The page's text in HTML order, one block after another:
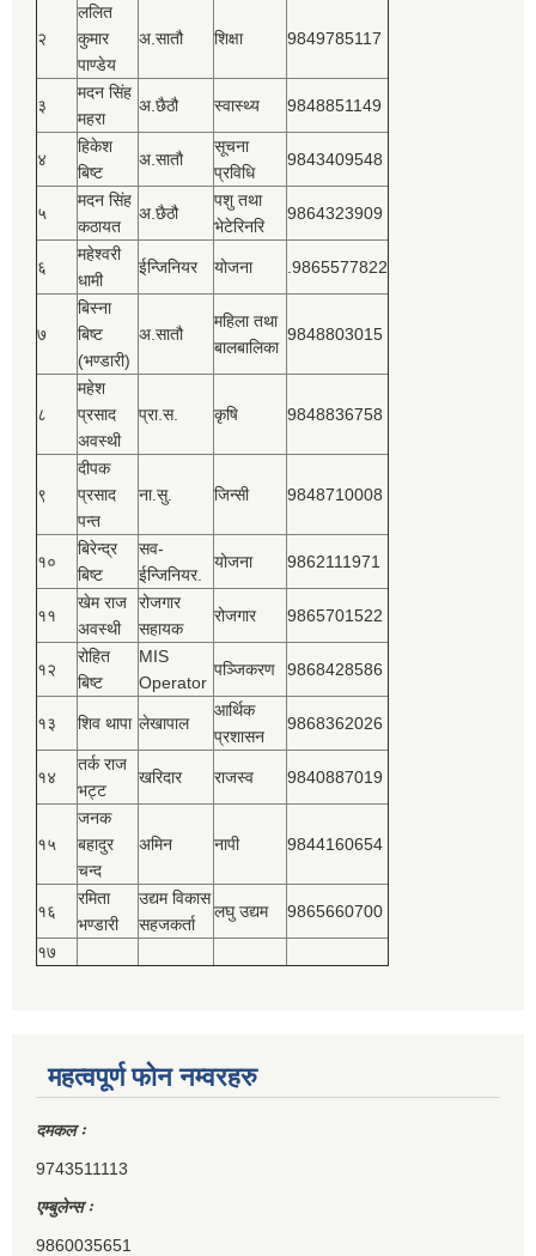
२
ललित
कुमार
पाण्डेय
अ.सातौ शिक्षा 9849785117
३
मदन सिंह
महरा
अ.छैठौ स्वास्थ्य 9848851149
४
हिकेश
बिष्‍ट
अ.सातौ
सूचना
प्रविधि
9843409548
५
मदन सिंह
कठायत
अ.छैठौ
पशु तथा
भेटेरिनरि
9864323909
६
महेश्‍वरी
धामी
ईन्जिनियर योजना .9865577822
७
बिस्‍ना
बिष्‍ट
(भण्डारी)
अ.सातौ
महिला तथा
बालबालिका
9848803015
८
महेश
प्रसाद
अवस्थी
प्रा.स. कृषि 9848836758
९
दीपक
प्रसाद
पन्त
ना.सु. जिन्सी 9848710008
१०
बिरेन्द्र
बिष्‍ट
सव-
ईन्जिनियर.
योजना 9862111971
११
खेम राज
अवस्थी
रोजगार
सहायक
रोजगार 9865701522
१२
रोहित
बिष्‍ट
MIS
Operator
पञ्‍जिकरण 9868428586
१३ शिव थापा लेखापाल
आर्थिक
प्रशासन
9868362026
१४
तर्क राज
भट्ट
खरिदार राजस्‍व 9840887019
१५
जनक
बहादुर
चन्द
अमिन नापी 9844160654
१६
रमिता
भण्डारी
उद्यम विकास
सहजकर्ता
लघु उद्यम 9865660700
१७
महत्वपूर्ण फोन नम्वरहरु
दमकल ः
9743511113
एम्बुलेन्स ः
9860035651